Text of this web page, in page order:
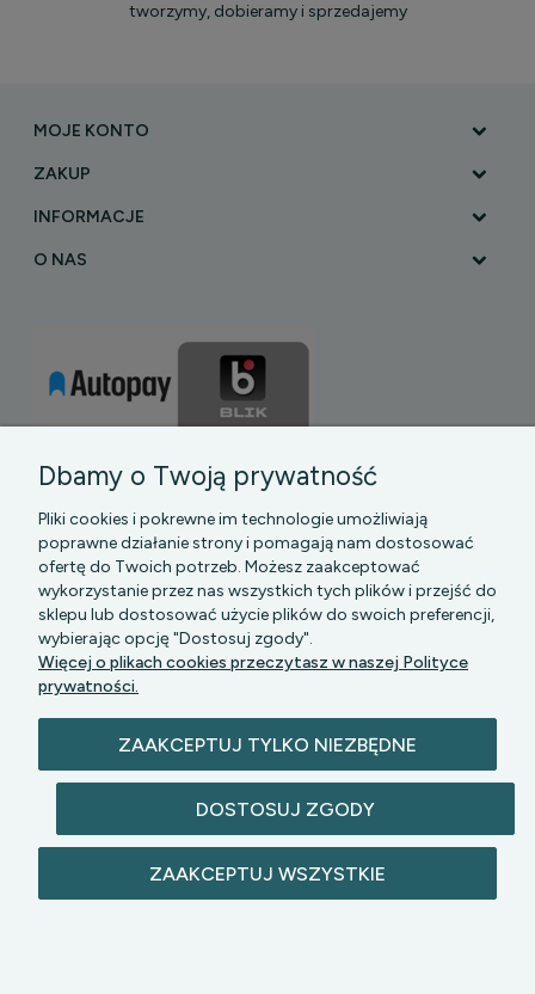
tworzymy, dobieramy i sprzedajemy
MOJE KONTO
ZAKUP
INFORMACJE
O NAS
PGK MAZOWSZE SP Z O.O.|| Bartycka 24-210B,
00-716 WARSZAWA, woj. mazowieckie || NIP:
zastrzeżone.
Dbamy o Twoją prywatność
Pliki cookies i pokrewne im technologie umożliwiają
poprawne działanie strony i pomagają nam dostosować
ofertę do Twoich potrzeb. Możesz zaakceptować
wykorzystanie przez nas wszystkich tych plików i przejść do
sklepu lub dostosować użycie plików do swoich preferencji,
wybierając opcję "Dostosuj zgody".
Więcej o plikach cookies przeczytasz w naszej Polityce
prywatności.
ZAAKCEPTUJ TYLKO NIEZBĘDNE
DOSTOSUJ ZGODY
ZAAKCEPTUJ WSZYSTKIE